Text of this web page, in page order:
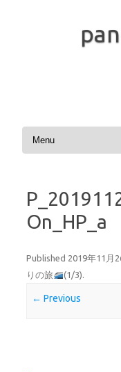
Skip to content
On_HP_a
Published 2019年11月
りの旅
(1/3).
← Previous